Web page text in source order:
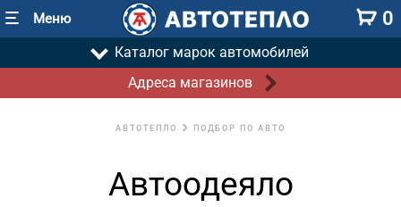
Меню 0
Каталог марок автомобилей
Адреса магазинов
АВТОТЕПЛО ПОДБОР ПО АВТО
Автоодеяло